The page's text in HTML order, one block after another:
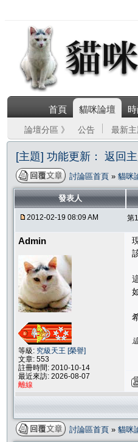
首頁 貓咪論壇
論壇分區 》 公告 最新主
[主題] 功能更新： 返回
討論區首頁 » 貓咪
發表人
2012-02-19 08:09 AM 第
Admin
等級: 究級天王 [榮譽]
文章: 553
註冊時間: 2010-10-14
最近來訪: 2026-08-07
離線
討論區首頁 » 貓咪